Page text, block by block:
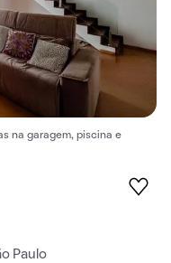
na garagem, piscina e
Paulo